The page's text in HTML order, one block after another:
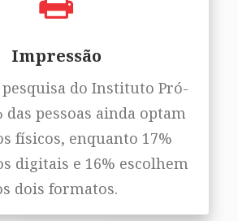
Impressão
pesquisa do Instituto Pró-
das pessoas ainda optam
físicos, enquanto 17%
digitais e 16% escolhem
dois formatos.